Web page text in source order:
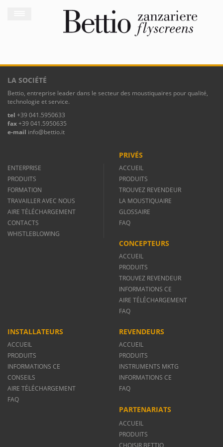
LA SOCIÉTÉ
Bettio, entreprise leader dans le secteur des moustiquaires pour qualité,
technologie et service.
tel +39 041.5950633
fax+39 041.5950635
e-mail info@bettio.it
ENTERPRISE
PRODUITS
FORMATION
TRAVAILLER AVEC NOUS
AIRE TÉLÉCHARGEMENT
CONTACTS
WHISTLEBLOWING
PRIVÉS
ACCUEIL
PRODUITS
TROUVEZ REVENDEUR
LA MOUSTIQUAIRE
GLOSSAIRE
FAQ
CONCEPTEURS
ACCUEIL
PRODUITS
TROUVEZ REVENDEUR
INFORMATIONS CE
AIRE TÉLÉCHARGEMENT
FAQ
INSTALLATEURS
ACCUEIL
PRODUITS
INFORMATIONS CE
CONSEILS
AIRE TÉLÉCHARGEMENT
FAQ
REVENDEURS
ACCUEIL
PRODUITS
INSTRUMENTS MKTG
INFORMATIONS CE
FAQ
PARTENARIATS
ACCUEIL
PRODUITS
CHOISIR BETTIO